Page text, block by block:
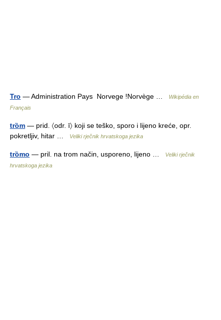
Tro — Administration Pays Norvege !Norvège …
Wikipédia en
Français
trȍm — prid. 〈odr. ī〉 koji se teško, sporo i lijeno kreće, opr.
pokretljiv, hitar …
Veliki rječnik hrvatskoga jezika
trȍmo — pril. na trom način, usporeno, lijeno …
Veliki rječnik
hrvatskoga jezika